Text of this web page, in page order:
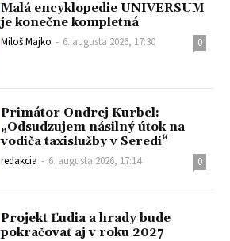
Malá encyklopedie UNIVERSUM
je konečne kompletná
Miloš Majko - 6. augusta 2026, 17:30 0
Primátor Ondrej Kurbel:
„Odsudzujem násilný útok na
vodiča taxislužby v Seredi“
redakcia - 6. augusta 2026, 17:14 0
Projekt Ľudia a hrady bude
pokračovať aj v roku 2027